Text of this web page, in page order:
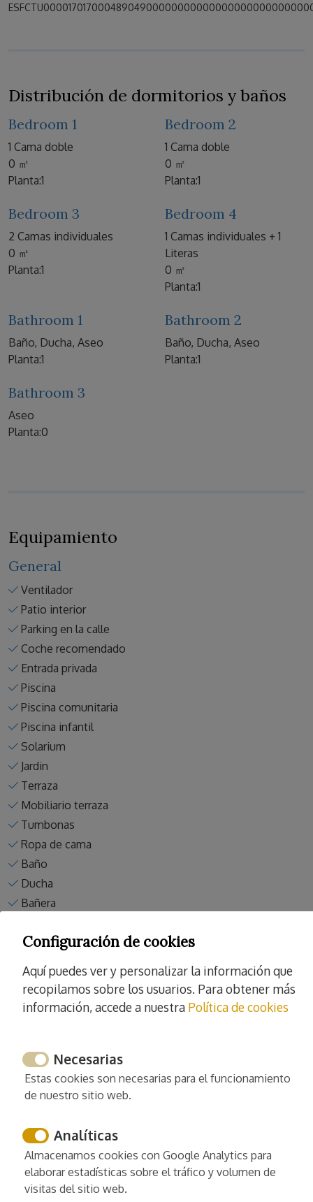
Distribución de dormitorios y baños
Bedroom 1
1 Cama doble
0 ㎡
Planta:1
Bedroom 2
1 Cama doble
0 ㎡
Planta:1
Bedroom 3
2 Camas individuales
0 ㎡
Planta:1
Bedroom 4
1 Camas individuales + 1
Literas
0 ㎡
Planta:1
Bathroom 1
Baño, Ducha, Aseo
Planta:1
Bathroom 2
Baño, Ducha, Aseo
Planta:1
Bathroom 3
Aseo
Planta:0
Equipamiento
General
Ventilador
Patio interior
Parking en la calle
Coche recomendado
Entrada privada
Piscina
Piscina comunitaria
Piscina infantil
Solarium
Jardin
Terraza
Mobiliario terraza
Tumbonas
Ropa de cama
Baño
Ducha
Bañera
Toallas
Tendedero de ropa
Secador de pelo
Aspirador
Perchas de ropa
Servicios
Configuración de cookies
Aquí puedes ver y personalizar la información que
recopilamos sobre los usuarios. Para obtener más
información, accede a nuestra Política de cookies
Necesarias
Estas cookies son necesarias para el funcionamiento
de nuestro sitio web.
Analíticas
Almacenamos cookies con Google Analytics para
elaborar estadísticas sobre el tráfico y volumen de
visitas del sitio web.